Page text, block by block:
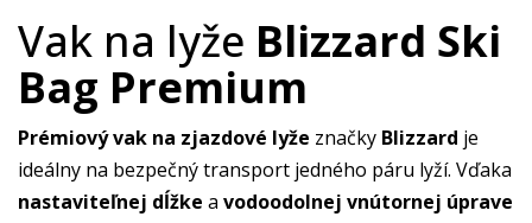
Vak na lyže Blizzard Ski
Bag Premium
Prémiový vak na zjazdové lyže značky Blizzard je
ideálny na bezpečný transport jedného páru lyží. Vďaka
nastaviteľnej dĺžke a vodoodolnej vnútornej úprave